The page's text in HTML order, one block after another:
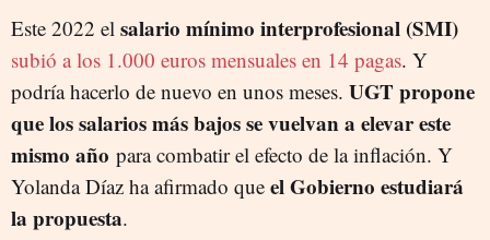
Este 2022 el salario mínimo interprofesional (SMI)
subió a los 1.000 euros mensuales en 14 pagas. Y
podría hacerlo de nuevo en unos meses. UGT propone
que los salarios más bajos se vuelvan a elevar este
mismo año para combatir el efecto de la inflación. Y
Yolanda Díaz ha afirmado que el Gobierno estudiará
la propuesta.